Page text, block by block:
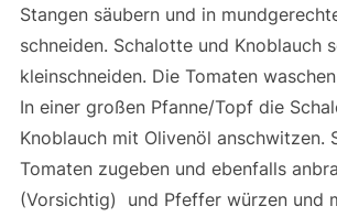
Stangen säubern und in
schneiden. Schalotte und Knoblauch
kleinschneiden. Die Tomaten
In einer großen Pfanne/Topf die
Knoblauch mit Olivenöl anschwitzen.
Tomaten zugeben und ebenfalls
(Vorsichtig) und Pfeffer würzen und